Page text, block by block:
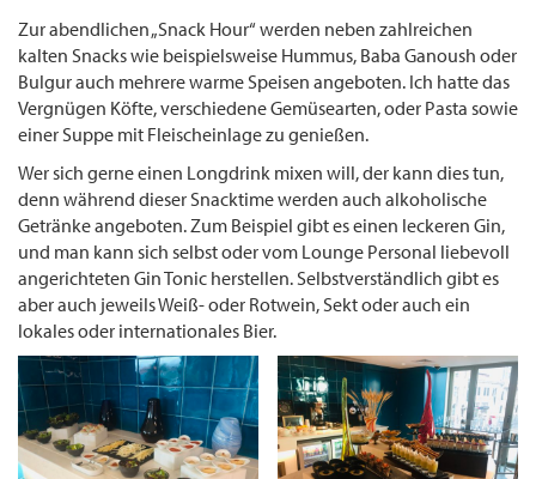
Zur abendlichen „Snack Hour“ werden neben zahlreichen
kalten Snacks wie beispielsweise Hummus, Baba Ganoush oder
Bulgur auch mehrere warme Speisen angeboten. Ich hatte das
Vergnügen Köfte, verschiedene Gemüsearten, oder Pasta sowie
einer Suppe mit Fleischeinlage zu genießen.
Wer sich gerne einen Longdrink mixen will, der kann dies tun,
denn während dieser Snacktime werden auch alkoholische
Getränke angeboten. Zum Beispiel gibt es einen leckeren Gin,
und man kann sich selbst oder vom Lounge Personal liebevoll
angerichteten Gin Tonic herstellen. Selbstverständlich gibt es
aber auch jeweils Weiß- oder Rotwein, Sekt oder auch ein
lokales oder internationales Bier.